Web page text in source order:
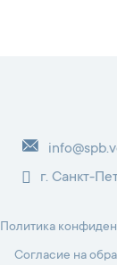
г. Санкт-
Политика
Согласие на